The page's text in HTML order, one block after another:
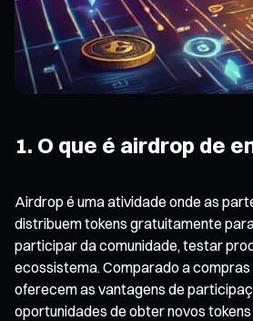
1. O que é airdrop de
Airdrop é uma atividade onde as
distribuem tokens gratuitamente
participar da comunidade, testar
ecossistema. Comparado a
oferecem as vantagens de
oportunidades de obter novos